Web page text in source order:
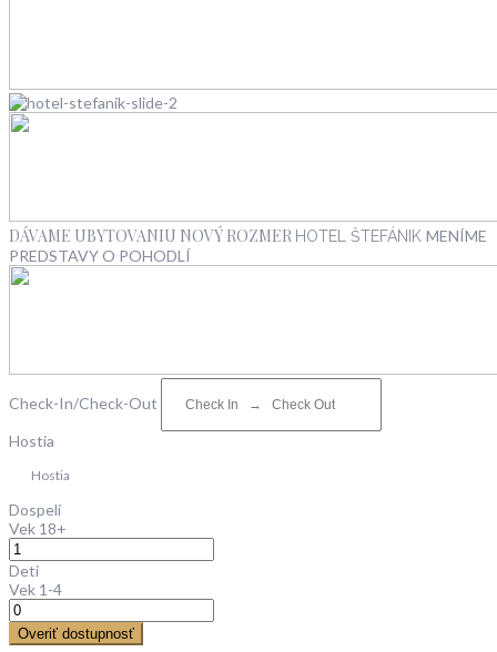
DÁVAME UBYTOVANIU NOVÝ ROZMER HOTEL ŠTEFÁNIK MENÍME
PREDSTAVY O POHODLÍ
Check-In/Check-Out
Hostia
Hostia
Dospelí
Vek 18+
Deti
Vek 1-4
Overiť dostupnosť